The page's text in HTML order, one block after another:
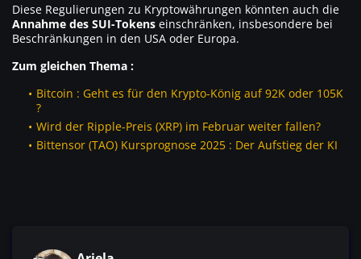
Diese Regulierungen zu Kryptowährungen könnten auch die
Annahme des SUI-Tokens einschränken, insbesondere bei
Beschränkungen in den USA oder Europa.
Zum gleichen Thema :
Bitcoin : Geht es für den Krypto-König auf 92K oder 105K
?
Wird der Ripple-Preis (XRP) im Februar weiter fallen?
Bittensor (TAO) Kursprognose 2025 : Der Aufstieg der KI